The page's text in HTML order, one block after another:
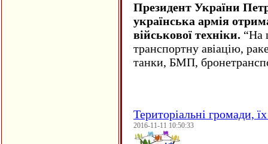
Президент України
українська армія
військової техніки. “На
транспортну авіацію,
танки, БМП,
Територіальні громади,
2016-11-11 10:50:33